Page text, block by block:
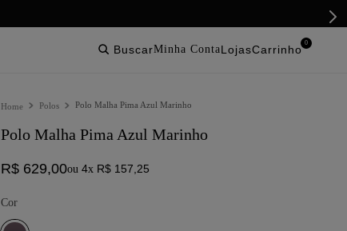
buscar lojas
0
Polos Polo Malha Pima Azul Marinho
Polo Malha Pima Azul Marinho
R$ 629,00ou 4x R$ 157 25
Cor